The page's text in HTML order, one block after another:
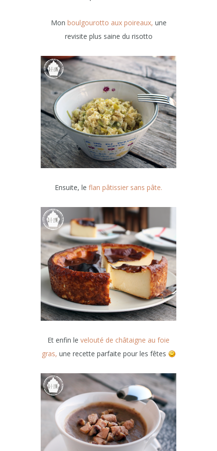
Mon boulgourotto aux poireaux, une
revisite plus saine du risotto
Ensuite, le flan pâtissier sans pâte.
Et enfin le velouté de châtaigne au foie
gras, une recette parfaite pour les fêtes